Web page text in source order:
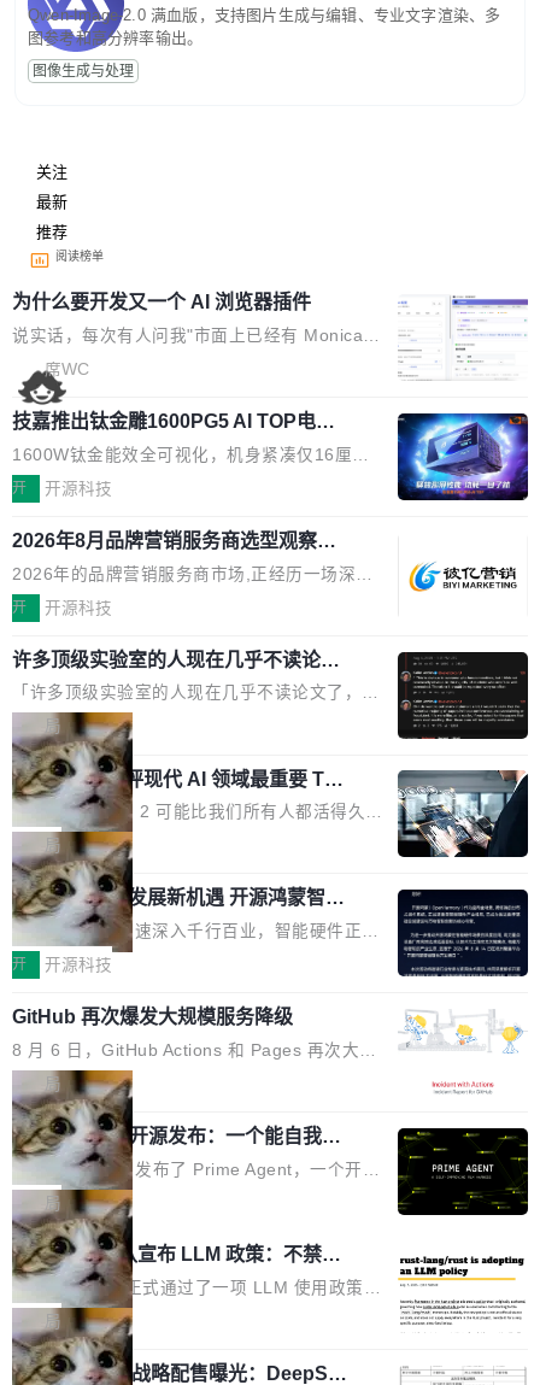
Qwen-Image-2.0 满血版，支持图片生成与编辑、专业文字渲染、多
图参考和高分辨率输出。
图像生成与处理
关注
最新
推荐
阅读榜单
为什么要开发又一个 AI 浏览器插件
说实话，每次有人问我"市面上已经有 Monica、
Sider、Copilot for Chrome 这些 AI 浏览器插件
了，你为什么还要再做一个"，我都觉得这个问题
问得好。 因为我自己也是从用户变成开发者的。
现有产品的天花板 我用过不少 AI 浏览器插件。
刚开始觉得都挺好——选中一段文字，弹出解
要。但用久了你会发现，它们本质上都是同一类
东西：一个带网页上下文的聊天框。 它们能读取
页面的文本，然后把文本丢给大模型，再返回一
段回答。仅此而已。 这当然有用，但总觉得差点
意思。比如我在一个后台管理系统里，需要填50
个表单字段，每个字段还有联动逻辑；比如我
想...
席WC
技嘉推出钛金雕1600PG5 AI TOP电
源：为发烧级主机与本地AI算力打造旗
舰供电方案
1600W钛金能效全可视化，机身紧凑仅16厘米
继2026台北电脑展首度亮相后，技嘉科技近日正
电源专为发烧级DIY主机与本地AI算力平台打
造，整机长度仅16厘米，提供1600W额定功率
与80PLUS钛金能效；支持ATX 3.1与PCIe 5.1
规范，结合服务器级元件、完善供电线材与内置
实时LCD监控屏，可充分满足当下高阶PC主机
的严苛使用需求。 澎湃功率，紧凑机身 钛金雕1
600PG5 AI TOP具备强悍输出功率，同时实现
机身尺寸大幅精简。整机长度仅16厘米，属于同
功率段机身尺寸十分紧凑的1600W电源产品。小
巧机身有效提升市面主流标准A...
开 开源科技
2026年8月品牌营销服务商选型观察：
从流量思维到品牌资产思维的范式转移
2026年的品牌营销服务商市场,正经历一场深刻
的价值重构。全球全案品牌代理机构市场从2025
复合增长率达5.44%,预计2032年将突破120亿美
元。数字广告与公共关系相关服务市场更是从20
25年的8463亿美元扩张至2026年的8763亿美
元。数字的背后是一个清晰的事实——品牌对专
业化营销服务的需求从未如此迫切。 但市场扩容
的同时,服务商的竞争逻辑正在改变。2026年Top
Agency年度合辑的观察指出,“产品”这个离消费
者最近的载体,在整个品牌营销层面的权重显著变
高了。全域营销服务商的竞争正在从规模转向深
度,案例厚度、全域覆盖、多线协同...
开 开源科技
许多顶级实验室的人现在几乎不读论文
了
「许多顶级实验室的人现在几乎不读论文了，而
且他们认为 ICLR/ICML/NeurIPS 充斥着大量过
度宣传和欺诈。」 OpenAI 研究员 Keller Jorda
n 这条推文引发了广泛讨论。他不是在说风凉
话，他是说出了一个圈内人尽皆知但很少公开捅
破的事实。 Jordan 随后补充了一句软化声明：
「我不认为这些会议上大部分论文都在过度宣传
或造假。问题是，作为读者，如果你筛选出那些
看起来最令人兴奋的论文，那它们大部分都是过
度宣传的。」 这才是真正的痛点。不是所有论文
都有问题，是最吸引眼球的那批论文最有问题。
他引用的帖子来自 Mathew Shen，一位 ICLR 2
026 的读者：「看了篇 ...
局
xAI 前工程师评现代 AI 领域最重要 Top
3 开源项目
Flash Attention 2 可能比我们所有人都活得久。
这句话不是来自某个技术博客，而是出自 Hieu
Pham 的一条推文。Hieu Pham 是谁？他是 xAI
的早期工程师之一，在 Grok 训练基础设施团队
工作过。近日他在 X 上发了一条帖子，列出了他
认为现代 AI 领域最重要的三个开源项目。 第一
理由很具体。FA 系列不需要解释，但 FA2 是他
认为最重要的一个——复杂度恰到好处，刚好能
驱动你去学 CuTe，但还没被那些"邪恶的" Hopp
er++ 优化所淹没，足够容易修改和适配。 更关
键的是 FA2 的持久性...
局
共商智能硬件发展新机遇 开源鸿蒙智能
硬件开发者日杭州站即将举行
随着万物智联加速深入千行百业，智能硬件正从
单点设备迈向智能化、网联化、协同化发展。作
鸿蒙通过统一技术底座和分布式能力，为不同类
型智能设备的开发、连接与互联提供关键支撑，
也为产业链企业探索产品创新与商业增长打开新
的空间。 8月14日，开源鸿蒙智能硬件开发者日
（OHDD：OpenHarmony Hardware Develope
r Day）将在杭州启航。活动面向智能硬件产业
链企业和开发者，邀请行业专家与资深技术顾
问，围绕开源鸿蒙技术能力、设备适配、芯片适
配、功耗与稳定性调优、兼容性测评及统一互联
等内容展开系统讲解和实战交流，帮助企业进一
步了解开源鸿蒙在智能...
开 开源科技
GitHub 再次爆发大规模服务降级
8 月 6 日，GitHub Actions 和 Pages 再次大规
模服务降级，Actions 完全不可用超过 5 小时，
webhook 停发，连自托管 runner 也因调度层故
障无法工作。Pages、Copilot code review、C
opilot coding agent 全部受影响。从检测到完全
恢复，大约 12 小时。 这是 2026 年 8 月的第六
起事故，其中四起与 AI/Copilot 服务相关。 Git
Hub 员工 kdaigle 在 HN 讨论中贴出了一组数
据：2025 年全年 10 亿次 commit。现在，每周
2.75 亿次，全年预计 140 亿次。GitHub...
局
Prime Agent 开源发布：一个能自我改
进的编程 Agent，ARC-AGI 3 超越人类
专家基线
Prime Intellect 发布了 Prime Agent，一个开源
的编程 Agent Harness，核心设计围绕两个抽
象：Recursive Language Model（RLM）和 C
ontinual Harness。在 ARC-AGI 3 基准测试
上，Prime Agent + Opus 5 的组合达到了 95.
5% RHAE Best@1，超过了 ARC 报告的人类专
家基线 95.4%。 不是又一个 coding agent 包装
器 Prime Agent 的架构和市面上大多数 coding
局
Rust 项目团队宣布 LLM 政策：不禁
止，但你要承认哪些代码不是你写的
Rust 语言项目正式通过了一项 LLM 使用政策，
覆盖 rust-lang/rust 单一仓库的代码贡献。这不
是项目级别的官方立场，目前由五个团队采纳，
但它可能是主流开源项目中关于 AI 辅助贡献最
局
宇树科技 IPO 战略配售曝光：DeepSe